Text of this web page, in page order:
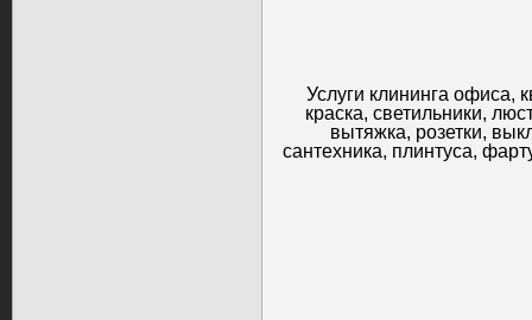
Услуги клининга офиса,
краска, светильники,
вытяжка, розетки,
сантехника, плинтуса,